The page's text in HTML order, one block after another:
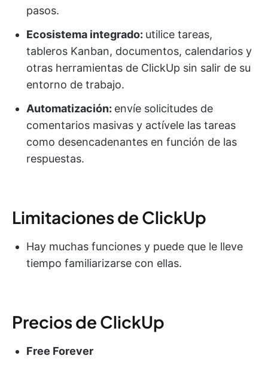
pasos.
Ecosistema integrado: utilice tareas,
tableros Kanban, documentos, calendarios y
otras herramientas de ClickUp sin salir de su
entorno de trabajo.
Automatización: envíe solicitudes de
comentarios masivas y actívele las tareas
como desencadenantes en función de las
respuestas.
Limitaciones de ClickUp
Hay muchas funciones y puede que le lleve
tiempo familiarizarse con ellas.
Precios de ClickUp
Free Forever